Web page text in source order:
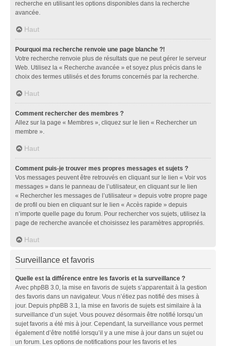
recherche en utilisant les options disponibles dans la recherche
avancée.
Haut
Pourquoi ma recherche renvoie une page blanche ?!
Votre recherche renvoie plus de résultats que ne peut gérer le serveur
Web. Utilisez la « Recherche avancée » et soyez plus précis dans le
choix des termes utilisés et des forums concernés par la recherche.
Haut
Comment rechercher des membres ?
Allez sur la page « Membres », cliquez sur le lien « Rechercher un
membre ».
Haut
Comment puis-je trouver mes propres messages et sujets ?
Vos messages peuvent être retrouvés en cliquant sur le lien « Voir vos
messages » dans le panneau de l’utilisateur, en cliquant sur le lien
« Rechercher les messages de l’utilisateur » depuis votre propre page
de profil ou bien en cliquant sur le lien « Accès rapide » depuis
n’importe quelle page du forum. Pour rechercher vos sujets, utilisez la
page de recherche avancée et choisissez les paramètres appropriés.
Haut
Surveillance et favoris
Quelle est la différence entre les favoris et la surveillance ?
Avec phpBB 3.0, la mise en favoris de sujets s’apparentait à la gestion
des favoris dans un navigateur. Vous n’étiez pas notifié des mises à
jour. Depuis phpBB 3.1, la mise en favoris de sujets est similaire à la
surveillance d’un sujet. Vous pouvez désormais être notifié lorsqu’un
sujet favoris a été mis à jour. Cependant, la surveillance vous permet
également d’être notifié lorsqu’il y a une mise à jour dans un sujet ou
un forum. Les options de notifications pour les favoris et les